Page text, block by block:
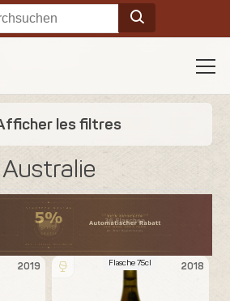
les filtres
Australie
2019 2018
Flasche 75cl